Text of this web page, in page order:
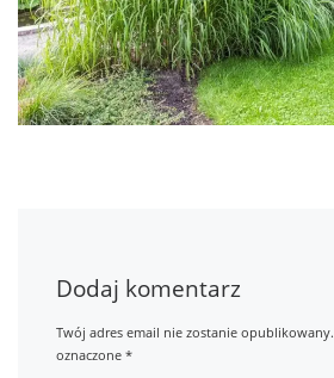
Dodaj komentarz
Twój adres email nie zostanie opublikowany.
oznaczone*